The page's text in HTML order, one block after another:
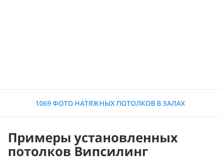
1069 ФОТО НАТЯЖНЫХ ПОТОЛКОВ В ЗАЛАХ
Примеры установленных
потолков Випсилинг